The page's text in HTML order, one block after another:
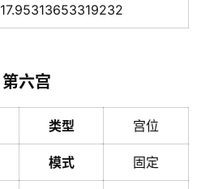
17.95313653319232
第六宫
类型 宫位
模式 固定